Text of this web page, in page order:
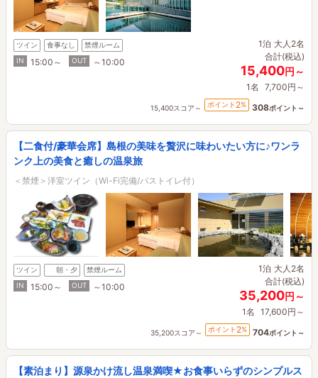
ツイン 食事なし
禁煙ルーム
IN
15:00～ OUT ～10:00
1泊 大人2名
合計(税込)
15,400円～
1名 7,700円～
15,400スコア～ ポイント 2% 308ポイント～
【二食付/豪華会席】島根の美味を贅沢に味わいたい方に♪ワンラ
ンク上の美食と癒しの温泉旅
＜禁煙＞洋室ツイン（Wi-Fi完備/バストイレ付）
ツイン 朝・夕
禁煙ルーム
IN
15:00～ OUT ～10:00
1泊 大人2名
合計(税込)
35,200円～
1名 17,600円～
35,200スコア～ ポイント 2% 704ポイント～
【素泊まり】源泉かけ流し温泉満喫★お食事いらずのシンプルス